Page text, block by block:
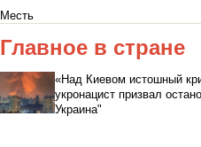
Месть
Главное в стране
«Над Киевом истошный
укронацист призвал
Украина"